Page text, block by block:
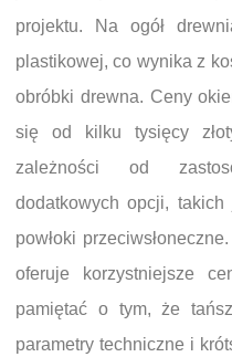
projektu. Na ogół
plastikowej, co wynika z
obróbki drewna. Ceny
się od kilku tysięcy
zależności od
dodatkowych opcji, takich
powłoki
oferuje korzystniejsze
pamiętać o tym, że
parametry techniczne i